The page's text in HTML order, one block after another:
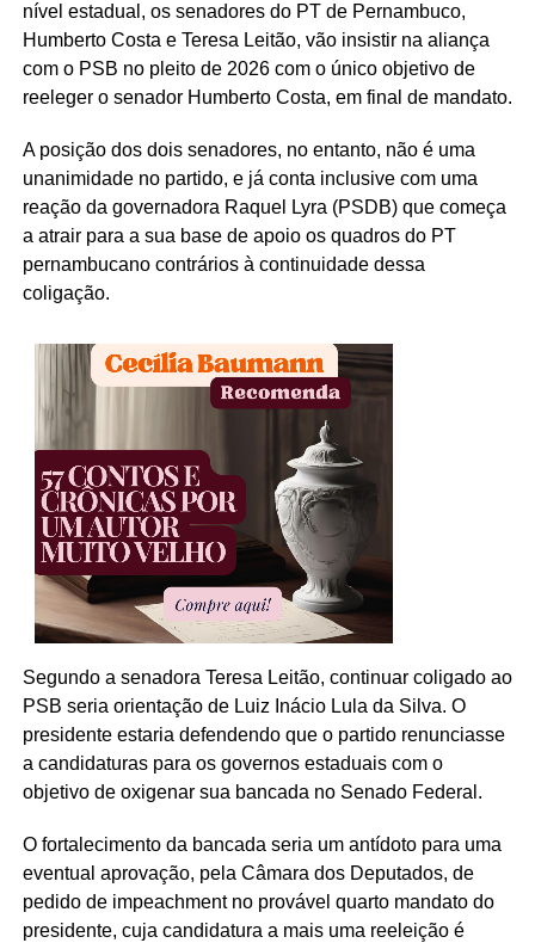
nível estadual, os senadores do PT de Pernambuco,
Humberto Costa e Teresa Leitão, vão insistir na aliança
com o PSB no pleito de 2026 com o único objetivo de
reeleger o senador Humberto Costa, em final de mandato.
A posição dos dois senadores, no entanto, não é uma
unanimidade no partido, e já conta inclusive com uma
reação da governadora Raquel Lyra (PSDB) que começa
a atrair para a sua base de apoio os quadros do PT
pernambucano contrários à continuidade dessa
coligação.
Segundo a senadora Teresa Leitão, continuar coligado ao
PSB seria orientação de Luiz Inácio Lula da Silva. O
presidente estaria defendendo que o partido renunciasse
a candidaturas para os governos estaduais com o
objetivo de oxigenar sua bancada no Senado Federal.
O fortalecimento da bancada seria um antídoto para uma
eventual aprovação, pela Câmara dos Deputados, de
pedido de impeachment no provável quarto mandato do
presidente, cuja candidatura a mais uma reeleição é